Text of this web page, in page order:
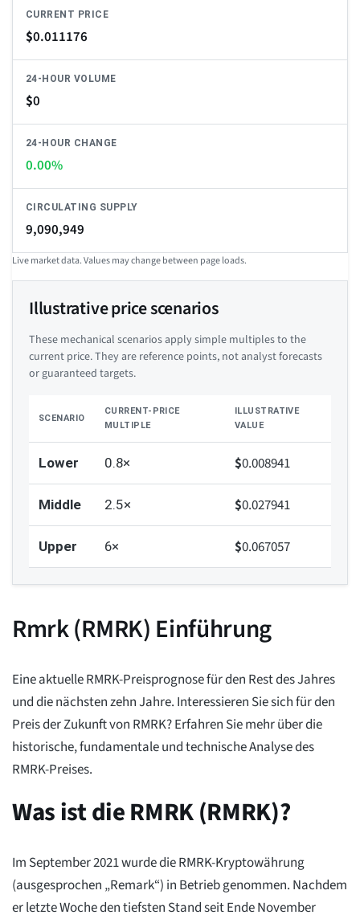
CURRENT PRICE
$0.011176
24-HOUR VOLUME
$0
24-HOUR CHANGE
0.00%
CIRCULATING SUPPLY
9,090,949
Live market data. Values may change between page loads.
Illustrative price scenarios
These mechanical scenarios apply simple multiples to the
current price. They are reference points, not analyst forecasts
or guaranteed targets.
SCENARIO
CURRENT-PRICE
MULTIPLE
ILLUSTRATIVE
VALUE
Lower 0.8× $0.008941
Middle 2.5× $0.027941
Upper 6× $0.067057
Rmrk (RMRK) Einführung
Eine aktuelle RMRK-Preisprognose für den Rest des Jahres
und die nächsten zehn Jahre. Interessieren Sie sich für den
Preis der Zukunft von RMRK? Erfahren Sie mehr über die
historische, fundamentale und technische Analyse des
RMRK-Preises.
Was ist die RMRK (RMRK)?
Im September 2021 wurde die RMRK-Kryptowährung
(ausgesprochen „Remark“) in Betrieb genommen. Nachdem
er letzte Woche den tiefsten Stand seit Ende November